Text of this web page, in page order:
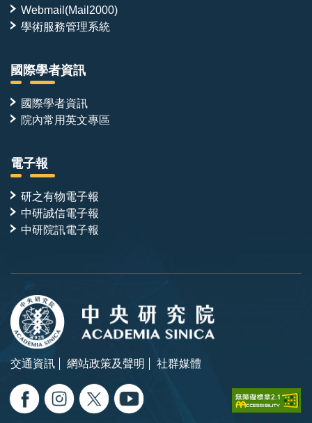
Webmail(Mail2000)
學術服務管理系統
國際學者資訊
國際學者資訊
院內常用英文專區
電子報
研之有物電子報
中研誠信電子報
中研院訊電子報
交通資訊 網站政策及聲明 社群媒體